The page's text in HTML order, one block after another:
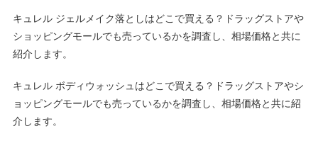
キュレル ジェルメイク落としはどこで買える？ドラッグストアや
ショッピングモールでも売っているかを調査し、相場価格と共に
紹介します。
キュレル ボディウォッシュはどこで買える？ドラッグストアやシ
ョッピングモールでも売っているかを調査し、相場価格と共に紹
介します。